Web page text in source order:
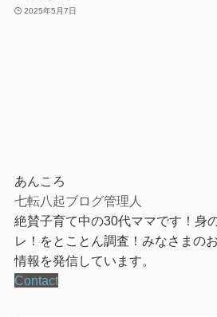
2025年5月7日
あんころ
七転八起ブログ管理人
絶賛子育て中の30代ママです！身
レ！をとことん調査！みなさまの
情報を発信しています。
Contact